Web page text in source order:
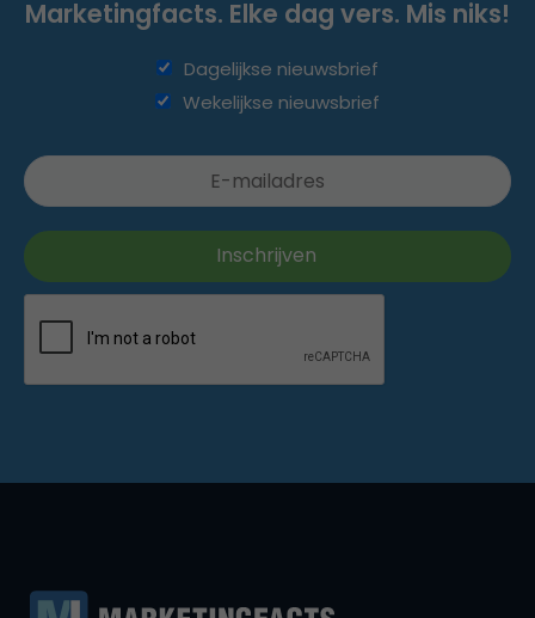
Marketingfacts. Elke dag vers. Mis niks!
Dagelijkse nieuwsbrief
Wekelijkse nieuwsbrief